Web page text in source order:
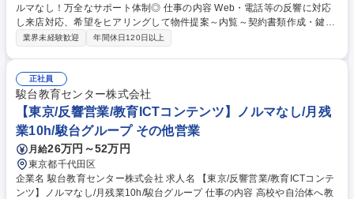
ルマなし！万全なサポート体制◎ 仕事の内容 Web・電話等の反響に対応
し来店対応、希望をヒアリングして物件提案～内覧～契約書類作成・鍵渡
しまで担当。管理業務は管理部門が担当。 専門知識は入社後に身につくた
周辺環境等の情報も案内。入居決定後は契約書類を作成し鍵をお渡し。空
き時間はWeb掲載物件の更新。 入社後1～2カ月は支店長・先輩が研修。
（業務内容の変更の範囲）当社業務全般 募集職種 【四日市北/仲介営業】
★未経験歓迎/ノルマなし！万全なサポート体制◎
業界未経験歓迎 年間休日120日以上
正社員
駿台教育センター株式会社
【東京/反響営業/教育ICTコンテンツ】ノルマなし/月残
業10h/駿台グループ その他営業
月給26万円～52万円
東京都千代田区
企業名 駿台教育センター株式会社 求人名 【東京/反響営業/教育ICTコンテ
ンツ】ノルマなし/月残業10h/駿台グループ 仕事の内容 高校や自治体へ教